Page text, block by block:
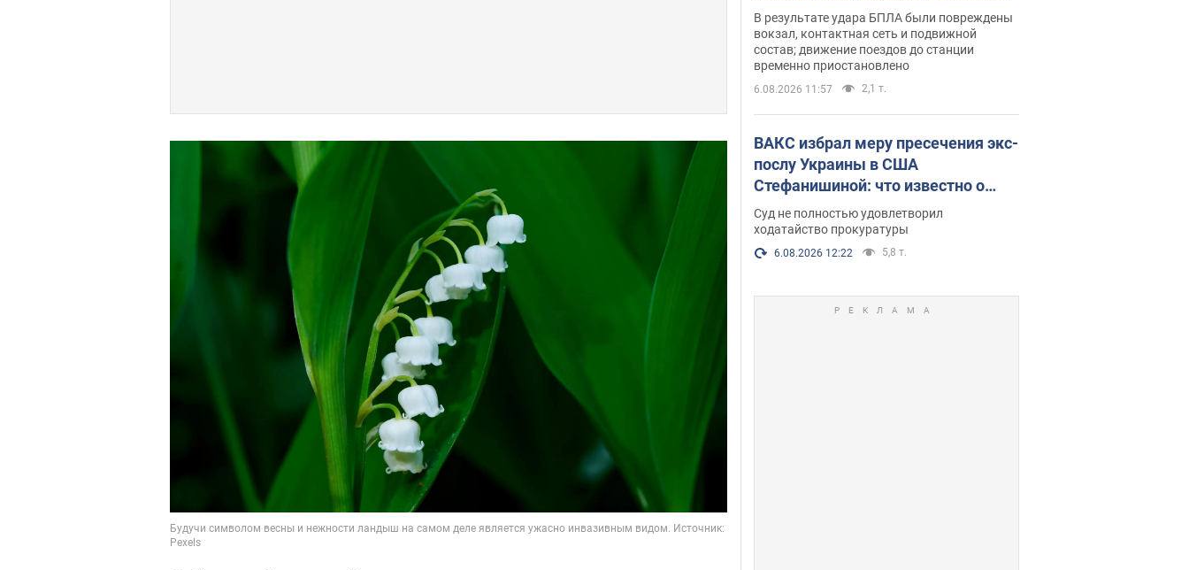
есть погибшие и раненые
В результате удара БПЛА были повреждены
вокзал, контактная сеть и подвижной
состав; движение поездов до станции
временно приостановлено
6.08.2026 11:57 2,1 т.
ВАКС избрал меру пресечения экс-
послу Украины в США
Стефанишиной: что известно о
деле
Суд не полностью удовлетворил
ходатайство прокуратуры
6.08.2026 12:22 5,8 т.